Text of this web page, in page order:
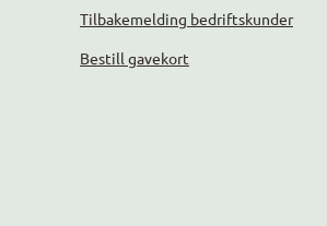
Tilbakemelding bedriftskunder
Bestill gavekort